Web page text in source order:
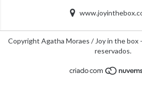
Copyright Agatha Moraes / Joy in the box
reservados.